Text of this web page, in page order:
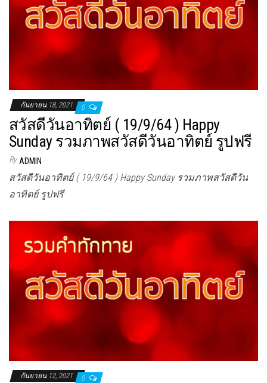
กันยายน 18, 2021 0
สวัสดีวันอาทิตย์ ( 19/9/64 ) Happy
Sunday รวมภาพสวัสดีวันอาทิตย์ รูปฟรี
By ADMIN
สวัสดีวันอาทิตย์ ( 19/9/64 ) Happy Sunday รวมภาพสวัสดีวัน
อาทิตย์ รูปฟรี
กันยายน 12, 2021 0